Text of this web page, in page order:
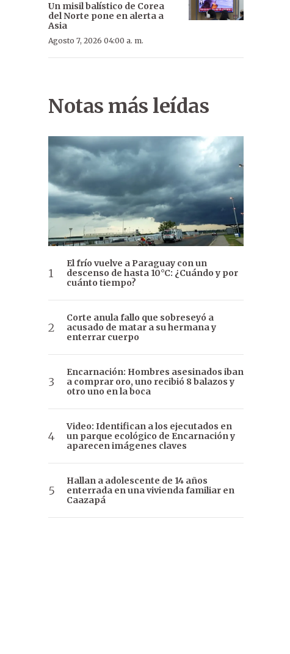
Un misil balístico de Corea
del Norte pone en alerta a
Asia
Agosto 7, 2026 04:00 a. m.
Notas más leídas
El frío vuelve a Paraguay con un
descenso de hasta 10°C: ¿Cuándo y por
cuánto tiempo?
Corte anula fallo que sobreseyó a
acusado de matar a su hermana y
enterrar cuerpo
Encarnación: Hombres asesinados iban
a comprar oro, uno recibió 8 balazos y
otro uno en la boca
Video: Identifican a los ejecutados en
un parque ecológico de Encarnación y
aparecen imágenes claves
Hallan a adolescente de 14 años
enterrada en una vivienda familiar en
Caazapá